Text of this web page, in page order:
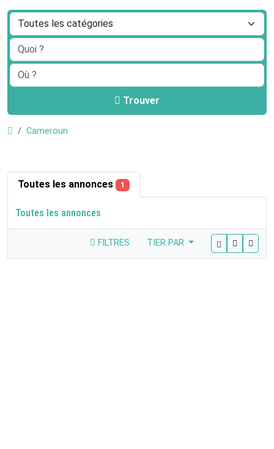
Trouver
Cameroun
Toutes les annonces 1
Toutes les annonces
FILTRES TIER PAR